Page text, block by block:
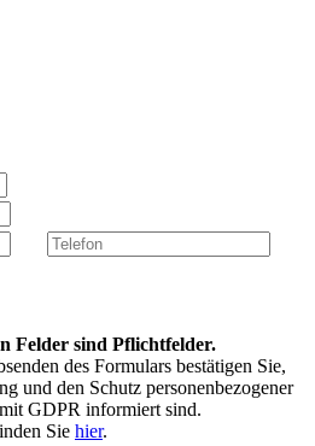
Felder sind Pflichtfelder.
des Formulars bestätigen Sie,
und den Schutz personenbezogener
GDPR informiert sind.
Sie hier.